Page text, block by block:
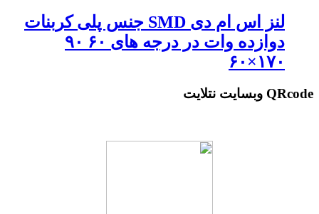
لنز اس ام دی SMD جنس پلی کربنات
دوازده وات در درجه های ۶۰ ۹۰
۱۷۰×۶۰
QRcode وبسایت نتلایت